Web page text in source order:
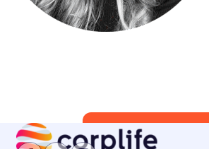
Jetzt Mitglied